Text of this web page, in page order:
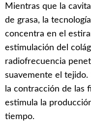
Mientras que la
de grasa, la
concentra en el
estimulación del
radiofrecuencia
suavemente el
la contracción de las
estimula la
tiempo.